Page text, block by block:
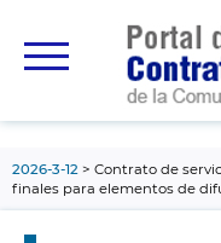
principal
2026-3-12
Contrato de
finales para elementos de